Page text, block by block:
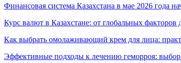
Финансовая система Казахстана в мае 2026 года
Курс валют в Казахстане: от глобальных
Как выбрать омолаживающий крем для лица:
Эффективные подходы к лечению геморроя: выбор